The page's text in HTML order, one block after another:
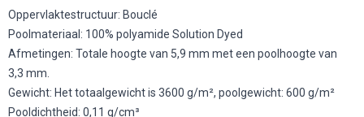
Oppervlaktestructuur: Bouclé
Poolmateriaal: 100% polyamide Solution Dyed
Afmetingen: Totale hoogte van 5,9 mm met een poolhoogte van
3,3 mm.
Gewicht: Het totaalgewicht is 3600 g/m², poolgewicht: 600 g/m²
Pooldichtheid: 0,11 g/cm³